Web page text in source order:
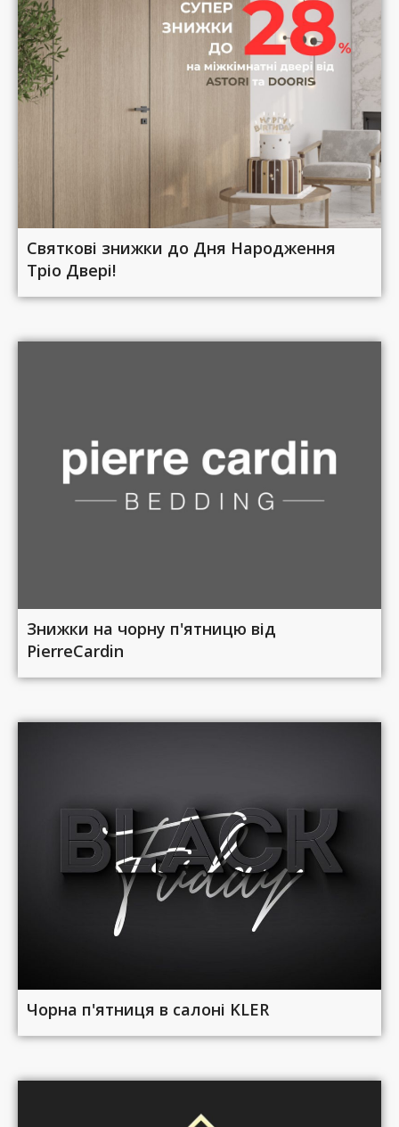
Святкові знижки до Дня Народження
Тріо Двері!
Знижки на чорну п'ятницю від
PierreCardin
Чорна п'ятниця в салоні KLER